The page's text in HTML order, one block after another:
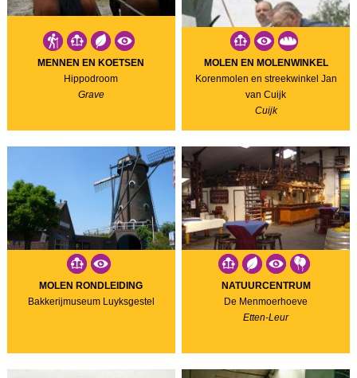
MENNEN EN KOETSEN
Hippodroom
Grave
MOLEN EN MOLENWINKEL
Korenmolen en streekwinkel Jan
van Cuijk
Cuijk
MOLEN RONDLEIDING
Bakkerijmuseum Luyksgestel
NATUURCENTRUM
De Menmoerhoeve
Etten-Leur